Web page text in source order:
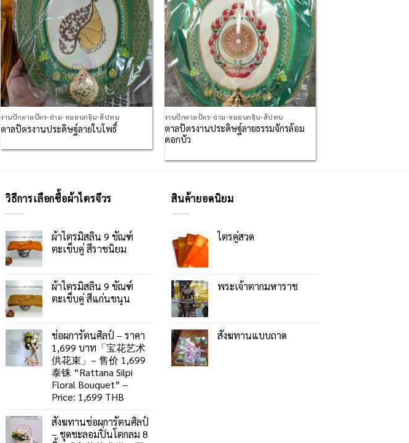
งานปักตาลปัตร-ย่าม-หมอนกฐิน-สัปทน
ตาลปัตรงานประดิษฐ์ลายใบโพธิ์
งานปักตาลปัตร-ย่าม-หมอนกฐิน-สัปทน
ตาลปัตรงานประดิษฐ์ลายธรรมจักรล้อม
ดอกบัว
วิธีการเลือกซื้อผ้าไตรจีวร
ผ้าไตรมิสลิน 9 ขัณฑ์
ตะเข็บคู่ สีราชนิยม
ผ้าไตรมิสลิน 9 ขัณฑ์
ตะเข็บคู่ สีแก่นขนุน
ช่อผการัตนศิลป์ – ราคา
1,699 บาท「宝花艺术
供花束」– 售价 1,699
泰铢 “Rattana Silpi
Floral Bouquet” –
Price: 1,699 THB
สังฆทานช่อผการัตนศิลป์
– ชุดชะลอมปิ่นโตกลม 8
สินค้ายอดนิยม
ไตรคู่สวด
พระเจ้าตากมหาราช
สังฆทานแบบถาด